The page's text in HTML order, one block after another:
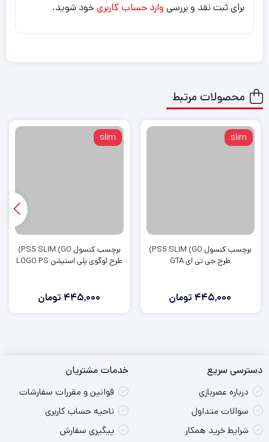
برای ثبت نقد و بررسی وارد حساب کاربری خود شوید.
محصولات مرتبط
slim
برچسب کنسول PS5 SLIM (GO)
طرح جی تی ای GTA
445,000 تومان
slim
برچسب کنسول PS5 SLIM (GO)
طرح لوگوی پلی استیشن LOGO PS
445,000 تومان
دسترسی سریع
درباره عصربازی
سوالات متداول
شرایط خرید همکار
خدمات مشتریان
قوانین و مقررات سفارشات
ناحیه حساب کاربری
پیگیری سفارش